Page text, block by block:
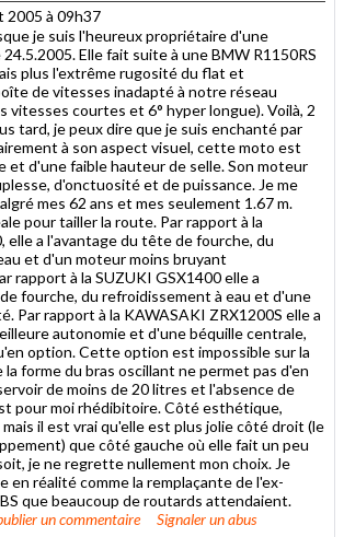
2005 à 09h37
je suis l'heureux propriétaire d'une
Elle fait suite à une BMW R1150RS
plus l'extrême rugosité du flat et
de vitesses inadapté à notre réseau
vitesses courtes et 6° hyper longue). Voilà, 2
tard, je peux dire que je suis enchanté par
à son aspect visuel, cette moto est
et d'une faible hauteur de selle. Son moteur
d'onctuosité et de puissance. Je me
mes 62 ans et mes seulement 1.67 m.
pour tailler la route. Par rapport à la
elle a l'avantage du tête de fourche, du
et d'un moteur moins bruyant
rapport à la SUZUKI GSX1400 elle a
fourche, du refroidissement à eau et d'une
Par rapport à la KAWASAKI ZRX1200S elle a
autonomie et d'une béquille centrale,
option. Cette option est impossible sur la
la forme du bras oscillant ne permet pas d'en
de moins de 20 litres et l'absence de
pour moi rhédibitoire. Côté esthétique,
il est vrai qu'elle est plus jolie côté droit (le
que côté gauche où elle fait un peu
je ne regrette nullement mon choix. Je
en réalité comme la remplaçante de l'ex-
que beaucoup de routards attendaient.
un commentaire Signaler un abus